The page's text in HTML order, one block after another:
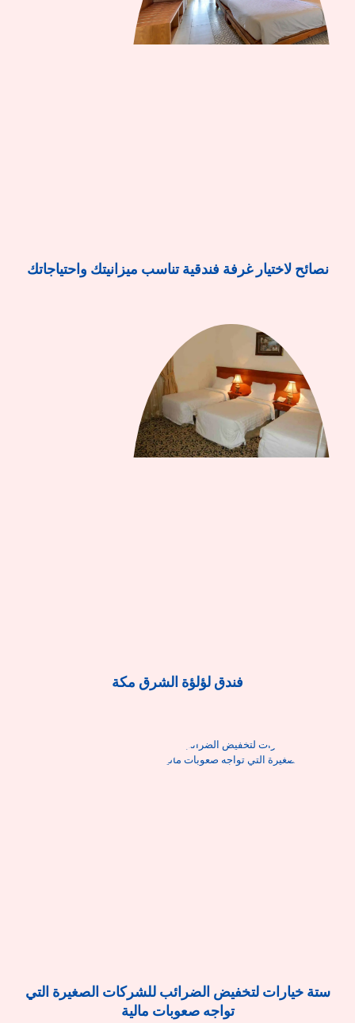
نصائح لاختيار غرفة فندقية تناسب ميزانيتك واحتياجاتك
فندق لؤلؤة الشرق مكة
ستة خيارات لتخفيض الضرائب للشركات الصغيرة التي
تواجه صعوبات مالية